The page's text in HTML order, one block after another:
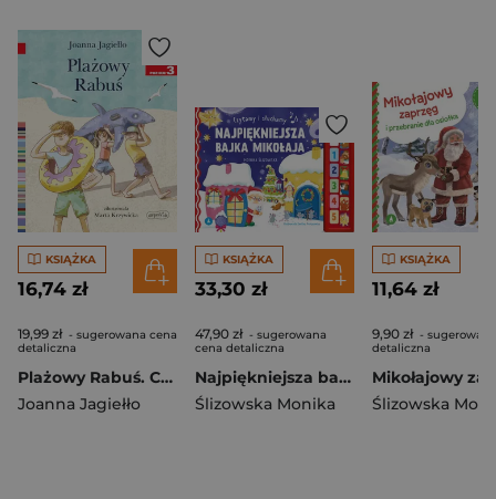
KSIĄŻKA
16,74 zł
19,99 zł - sugerowana cena
detaliczna
Plażowy Rabuś. Czytam sobie. Poziom 3
Joanna Jagiełło
KSIĄŻKA
33,30 zł
47,90 zł - sugerowana
cena detaliczna
Najpiękniejsza bajka Mikołaja. Czytamy i słuchamy
Ślizowska Monika
KSIĄŻKA
11,64 zł
9,90 zł -
detaliczna
Ślizowska